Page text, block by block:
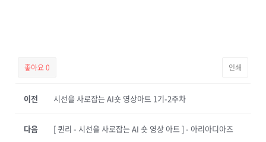
좋아요0 인쇄
이전 시선을 사로잡는 AI숏 영상아트 1기-2주차
[ 퀸리 - 시선을 사로잡는 AI 숏 영상 아트 ] - 아리아디아즈
다음